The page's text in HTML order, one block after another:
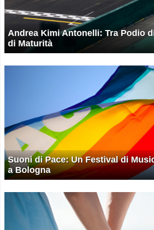
Andrea Kimi Antonelli: Tra Podio
di Maturità
Suoni di Pace: Un Festival di
a Bologna